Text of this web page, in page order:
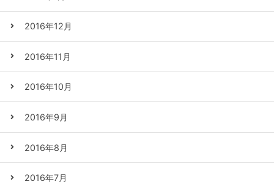
2016年12月
2016年11月
2016年10月
2016年9月
2016年8月
2016年7月